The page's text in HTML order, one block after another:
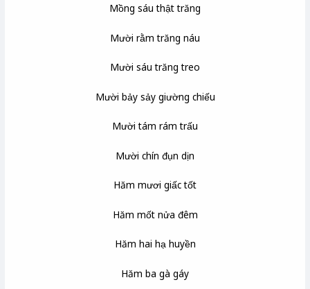
Mồng sáu thật trăng
Mười rằm trăng náu
Mười sáu trăng treo
Mười bảy sảy giường chiếu
Mười tám rám trấu
Mười chín đụn dịn
Hăm mươi giấc tốt
Hăm mốt nửa đêm
Hăm hai hạ huyền
Hăm ba gà gáy